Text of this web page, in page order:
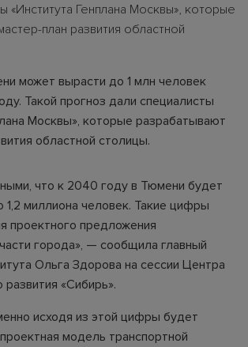
«Института Генплана Москвы», которые
план развития областной
может вырасти до 1 млн человек
Такой прогноз дали специалисты
Москвы», которые разрабатывают
областной столицы.
что к 2040 году в Тюмени будет
1,2 миллиона человек. Такие цифры
проектного предложения
города», — сообщила главный
Ольга Здорова на сессии Центра
развития «Сибирь».
исходя из этой цифры будет
модель транспортной